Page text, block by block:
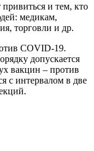
и тем, кто
медикам,
торговли и др.
COVID-19.
допускается
вакцин – против
с интервалом в две